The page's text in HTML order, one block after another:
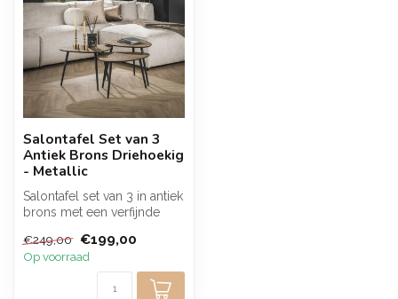
Salontafel Set van 3
Antiek Brons Driehoekig
- Metallic
Salontafel set van 3 in antiek
brons met een verfijnde
€249,00 €199,00
Op voorraad